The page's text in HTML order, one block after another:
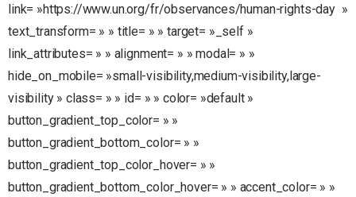
link= »https://www.un.org/fr/observances/human-rights-day »
text_transform= » » title= » » target= »_self »
link_attributes= » » alignment= » » modal= » »
hide_on_mobile= »small-visibility,medium-visibility,large-
visibility » class= » » id= » » color= »default »
button_gradient_top_color= » »
button_gradient_bottom_color= » »
button_gradient_top_color_hover= » »
button_gradient_bottom_color_hover= » » accent_color= » »